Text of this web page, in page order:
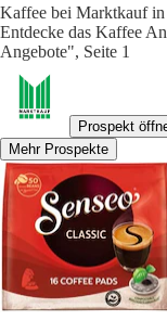
Kaffee bei Marktkauf
Entdecke das Kaffee
Angebote", Seite 1
Prospekt
Mehr Prospekte